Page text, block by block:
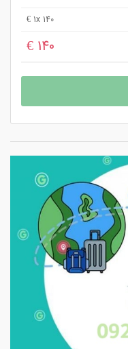
1x 140 €
140 €